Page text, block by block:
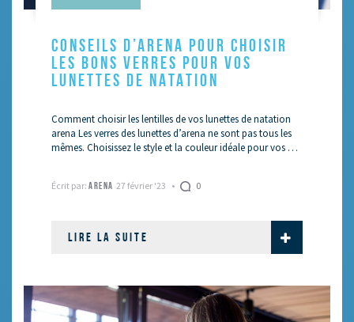
CONSEILS D’ARENA POUR CHOISIR
LES BONS VERRES POUR VOS
LUNETTES DE NATATION
Comment choisir les lentilles de vos lunettes de natation
arena Les verres des lunettes d’arena ne sont pas tous les
mêmes. Choisissez le style et la couleur idéale pour vos …
Écrit par: ARENA 27 février '23 0
LIRE LA SUITE